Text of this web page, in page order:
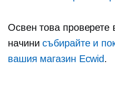
Освен това проверете
начинисъбирайте и
вашия магазин Ecwid.